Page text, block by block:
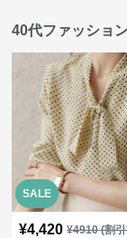
40代ファッショ
SALE
¥4,420 ¥4910(割